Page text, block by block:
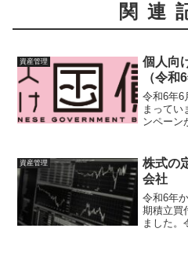
関連
資産管理
個人向
（令和
令和6年6
まってい
ンペーン
人向け国
4月4日
資産管理
株式の
会社
令和6年
期積立買
ました。